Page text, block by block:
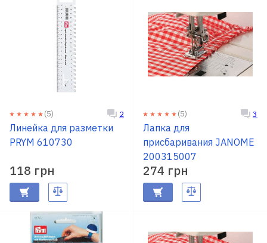
(5) 2
Линейка для разметки
PRYM 610730
118 грн
(5) 3
Лапка для
присбаривания JANOME
200315007
274 грн